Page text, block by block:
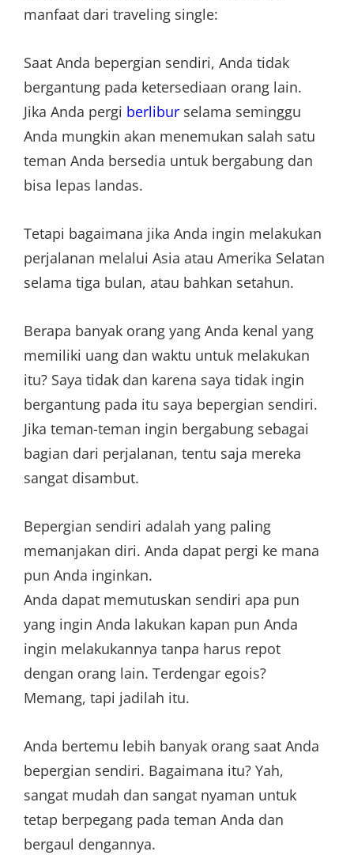
manfaat dari traveling single:
Saat Anda bepergian sendiri, Anda tidak
bergantung pada ketersediaan orang lain.
Jika Anda pergi berlibur selama seminggu
Anda mungkin akan menemukan salah satu
teman Anda bersedia untuk bergabung dan
bisa lepas landas.
Tetapi bagaimana jika Anda ingin melakukan
perjalanan melalui Asia atau Amerika Selatan
selama tiga bulan, atau bahkan setahun.
Berapa banyak orang yang Anda kenal yang
memiliki uang dan waktu untuk melakukan
itu? Saya tidak dan karena saya tidak ingin
bergantung pada itu saya bepergian sendiri.
Jika teman-teman ingin bergabung sebagai
bagian dari perjalanan, tentu saja mereka
sangat disambut.
Bepergian sendiri adalah yang paling
memanjakan diri. Anda dapat pergi ke mana
pun Anda inginkan.
Anda dapat memutuskan sendiri apa pun
yang ingin Anda lakukan kapan pun Anda
ingin melakukannya tanpa harus repot
dengan orang lain. Terdengar egois?
Memang, tapi jadilah itu.
Anda bertemu lebih banyak orang saat Anda
bepergian sendiri. Bagaimana itu? Yah,
sangat mudah dan sangat nyaman untuk
tetap berpegang pada teman Anda dan
bergaul dengannya.